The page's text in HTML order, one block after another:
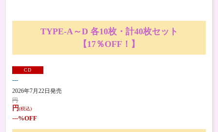
TYPE-A～D 各10枚・計40枚セット
【17％OFF！】
CD
---
2026年7月22日発売
円
円(税込)
---%OFF